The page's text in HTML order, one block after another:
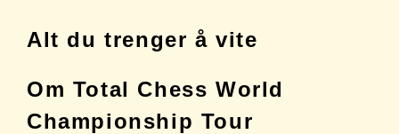
Alt du trenger å vite
Om Total Chess World
Championship Tour